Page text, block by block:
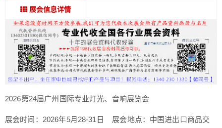
展会信息详情
2026第24届广州国际专业灯光、音响展览会
展会时间：2026年5月28-31日 展会地点：中国进出口商品交